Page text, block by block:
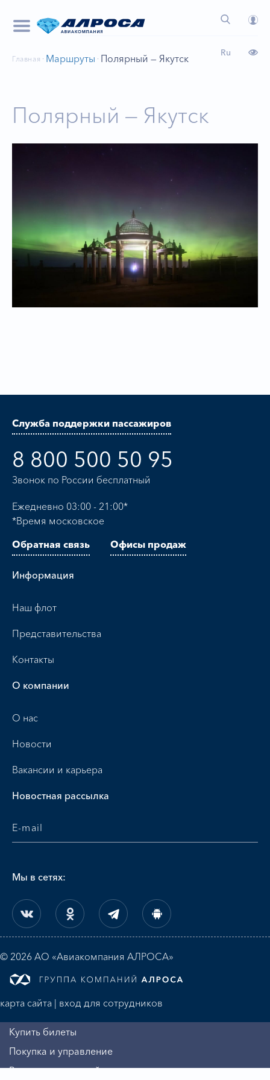
Ru
Главная Маршруты Полярный — Якутск
Полярный — Якутск
Служба поддержки пассажиров
8 800 500 50 95
Звонок по России бесплатный
Ежедневно 03:00 - 21:00*
*Время московское
Обратная связь
Офисы продаж
Информация
Наш флот
Представительства
Контакты
О компании
О нас
Новости
Вакансии и карьера
Новостная рассылка
Мы в сетях:
© 2026 АО «Авиакомпания АЛРОСА»
карта сайта | вход для сотрудников
Купить билеты
Покупка и управление
Регистрация на рейс